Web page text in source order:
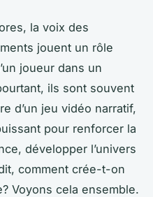
la voix des
jouent un rôle
joueur dans un
ils sont souvent
d’un jeu vidéo narratif,
pour renforcer la
développer l’univers
comment crée-t-on
Voyons cela ensemble.